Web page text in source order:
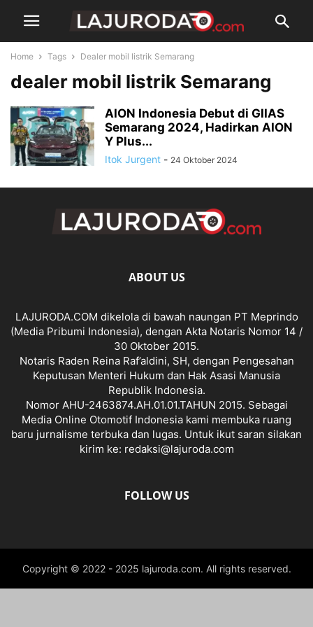
Home Tags Dealer mobil listrik Semarang
dealer mobil listrik Semarang
AION Indonesia Debut di GIIAS
Semarang 2024, Hadirkan AION
Y Plus...
Itok Jurgent - 24 Oktober 2024
ABOUT US
LAJURODA.COM dikelola di bawah naungan PT Meprindo
(Media Pribumi Indonesia), dengan Akta Notaris Nomor 14 /
30 Oktober 2015.
Notaris Raden Reina Raf’aldini, SH, dengan Pengesahan
Keputusan Menteri Hukum dan Hak Asasi Manusia
Republik Indonesia.
Nomor AHU-2463874.AH.01.01.TAHUN 2015. Sebagai
Media Online Otomotif Indonesia kami membuka ruang
baru jurnalisme terbuka dan lugas. Untuk ikut saran silakan
kirim ke: redaksi@lajuroda.com
FOLLOW US
Copyright © 2022 - 2025 lajuroda.com. All rights reserved.